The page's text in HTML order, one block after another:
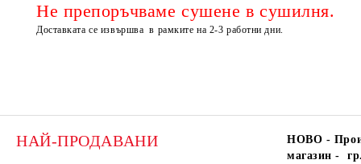
Не препоръчваме сушене в сушилня.
Доставката се извършва в рамките на 2-3 работни дни.
НАЙ-ПРОДАВАНИ
НОВО -
магазин -